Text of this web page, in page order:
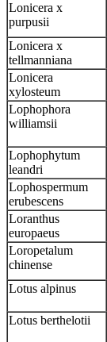
Lonicera x
purpusii
Lonicera x
tellmanniana
Lonicera
xylosteum
Lophophora
williamsii
Lophophytum
leandri
Lophospermum
erubescens
Loranthus
europaeus
Loropetalum
chinense
Lotus alpinus
Lotus berthelotii